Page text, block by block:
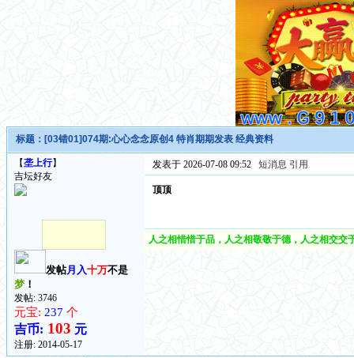
标题： [03错01]074期:心心念念原创4 特肖期期发表 经典资料
【垄上行】
吉坛好友
发帖月入十万不是
梦！
发帖: 3746
元宝: 237 个
吉币: 103 元
注册: 2014-05-17
发表于 2026-07-08 09:52 短消息 引用
顶顶
人之相惜惜于品，人之相敬敬于德，人之相交